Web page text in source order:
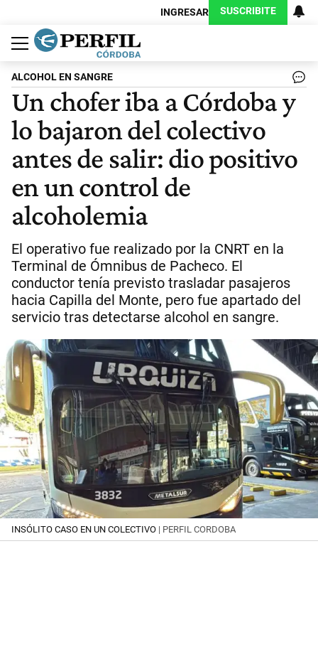
INGRESAR SUSCRIBITE
Política
Economía
Judiciales
Sociedad
Cultura
Espectáculos
Deportes
Protagonistas
ALCOHOL EN SANGRE
Un chofer iba a Córdoba y
lo bajaron del colectivo
antes de salir: dio positivo
en un control de
alcoholemia
El operativo fue realizado por la CNRT en la
Terminal de Ómnibus de Pacheco. El
conductor tenía previsto trasladar pasajeros
hacia Capilla del Monte, pero fue apartado del
servicio tras detectarse alcohol en sangre.
INSÓLITO CASO EN UN COLECTIVO | PERFIL CORDOBA